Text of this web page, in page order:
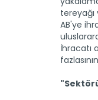
AB'ye
İhracatı